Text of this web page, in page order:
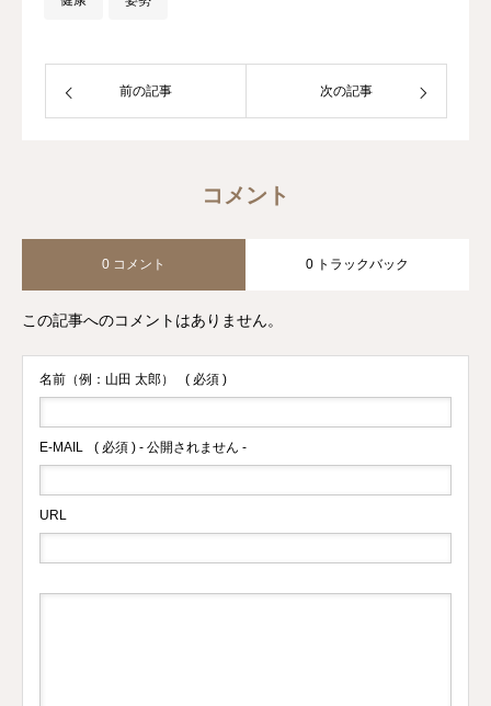
前の記事 次の記事
コメント
0 コメント 0 トラックバック
この記事へのコメントはありません。
名前（例：山田 太郎） ( 必須 )
E-MAIL ( 必須 ) - 公開されません -
URL